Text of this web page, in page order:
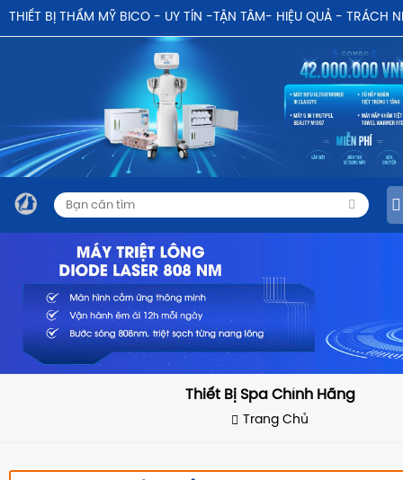
THIẾT BỊ THẨM MỸ BICO - UY TÍN -TẬN TÂM- HIỆU QUẢ - TRÁCH
Thiết Bị Spa Chính Hãng
Trang Chủ